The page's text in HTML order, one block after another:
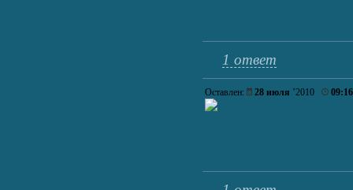
1 ответ
Оставлен: 28 июля ’2010 09:16